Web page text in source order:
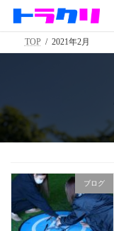
ツ
ッ
シ
移
TOP 2021年2月
ブログ